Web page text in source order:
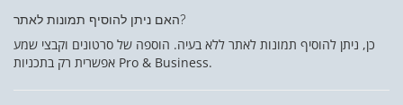
האם ניתן להוסיף תמונות לאתר?
כן, ניתן להוסיף תמונות לאתר ללא בעיה. הוספה של סרטונים וקבצי שמע
אפשרית רק בתכניות Pro & Business.